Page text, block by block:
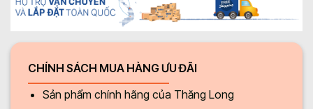
CHÍNH SÁCH MUA HÀNG ƯU ĐÃI
Sản phẩm chính hãng của Thăng Long